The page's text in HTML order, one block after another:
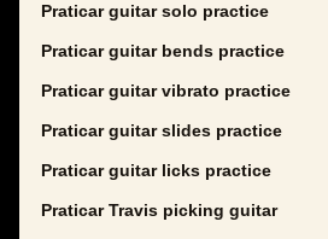
Praticar guitar solo practice
Praticar guitar bends practice
Praticar guitar vibrato practice
Praticar guitar slides practice
Praticar guitar licks practice
Praticar Travis picking guitar